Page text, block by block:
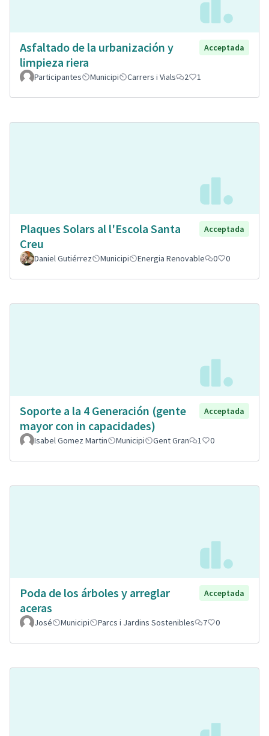
Asfaltado de la urbanización y
limpieza riera
Acceptada
Participantes Municipi Carrers i Vials 2 1
Plaques Solars al l'Escola Santa
Creu
Acceptada
Daniel Gutiérrez Municipi Energia Renovable 0 0
Soporte a la 4 Generación (gente
mayor con in capacidades)
Acceptada
Isabel Gomez Martin Municipi Gent Gran 1 0
Poda de los árboles y arreglar
aceras
Acceptada
José Municipi Parcs i Jardins Sostenibles 7 0